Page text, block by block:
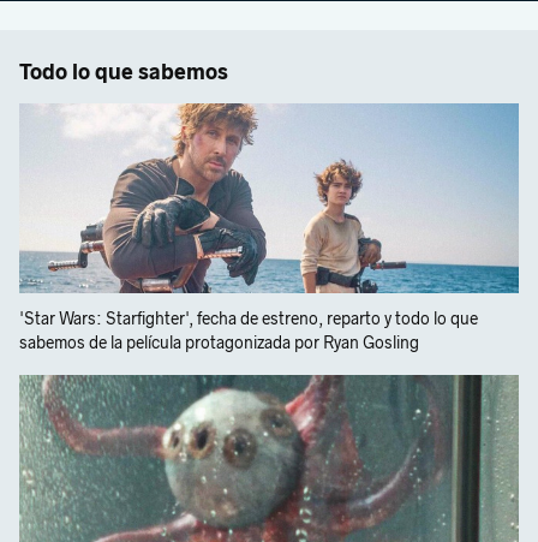
Todo lo que sabemos
'Star Wars: Starfighter', fecha de estreno, reparto y todo lo que
sabemos de la película protagonizada por Ryan Gosling